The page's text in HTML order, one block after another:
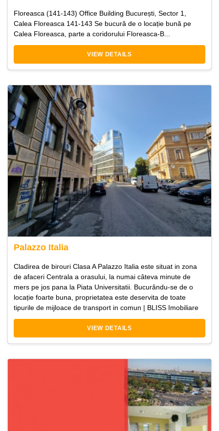
Floreasca (141-143) Office Building București, Sector 1,
Calea Floreasca 141-143 Se bucură de o locație bună pe
Calea Floreasca, parte a coridorului Floreasca-B...
VIEW DETAILS
Palazzo Italia
Cladirea de birouri Clasa A Palazzo Italia este situat in zona
de afaceri Centrala a orasului, la numai câteva minute de
mers pe jos pana la Piata Universitatii. Bucurându-se de o
locație foarte buna, proprietatea este deservita de toate
tipurile de mijloace de transport in comun | BLISS Imobiliare
VIEW DETAILS